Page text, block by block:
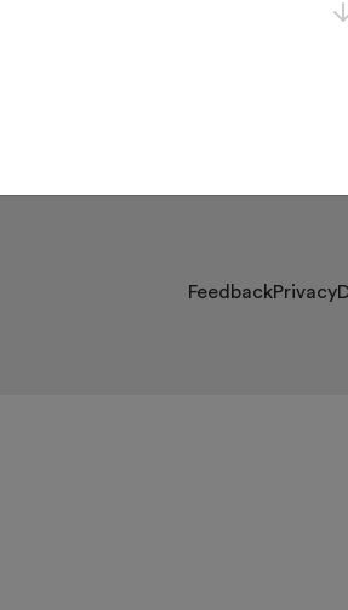
Fietssport
FeedbackPrivacy